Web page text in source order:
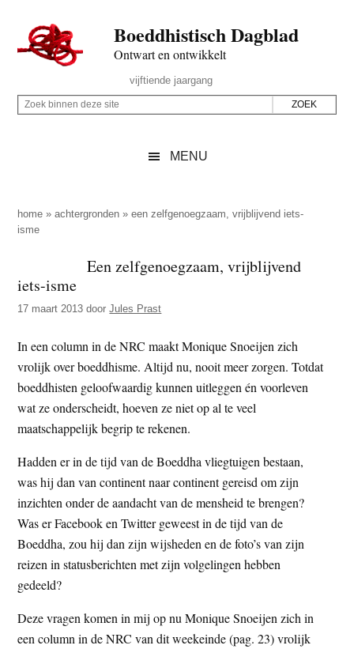
naar
de
inhoud
secondary
naar
de
sidebar
naar
de
Boeddhistisch Dagblad
Ontwart en ontwikkelt
Rechts
vijftiende jaargang
Z
p
d
z
e
i
t
e
Z
i
n
n
d
z
e
s
i
t
e
MENU
home »achtergronden »een zelfgenoegzaam, vrijblijvend iets-
isme
Een zelfgenoegzaam, vrijblijvend
iets-isme
17 maart 2013 doorJules Prast
In een column in de NRC maakt Monique Snoeijen zich
vrolijk over boeddhisme. Altijd nu, nooit meer zorgen. Totdat
boeddhisten geloofwaardig kunnen uitleggen én voorleven
wat ze onderscheidt, hoeven ze niet op al te veel
maatschappelijk begrip te rekenen.
Hadden er in de tijd van de Boeddha vliegtuigen bestaan,
was hij dan van continent naar continent gereisd om zijn
inzichten onder de aandacht van de mensheid te brengen?
Was er Facebook en Twitter geweest in de tijd van de
Boeddha, zou hij dan zijn wijsheden en de foto’s van zijn
reizen in statusberichten met zijn volgelingen hebben
gedeeld?
Deze vragen komen in mij op nu Monique Snoeijen zich in
een column in de NRC van dit weekeinde (pag. 23) vrolijk